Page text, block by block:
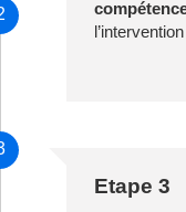
Etape 3